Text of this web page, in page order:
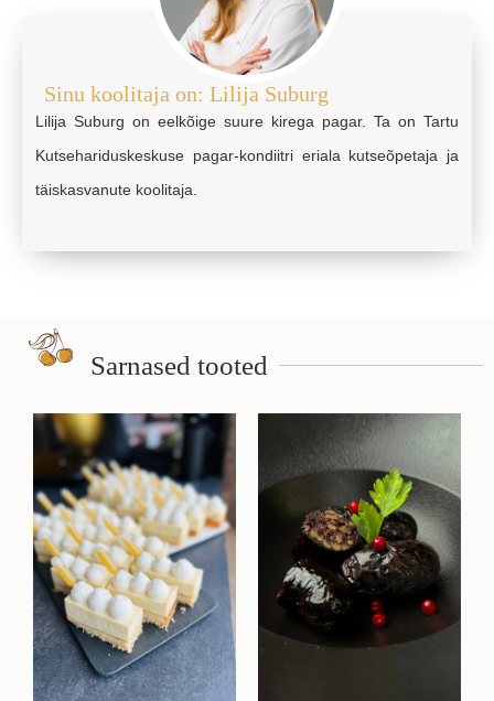
Sinu koolitaja on: Lilija Suburg
Lilija Suburg on eelkõige suure kirega pagar. Ta on Tartu
Kutsehariduskeskuse pagar-kondiitri eriala kutseõpetaja ja
täiskasvanute koolitaja.
Sarnased tooted